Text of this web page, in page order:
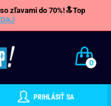
zľavami do 70%!🔝Top
0
PRIHLÁSIŤ SA